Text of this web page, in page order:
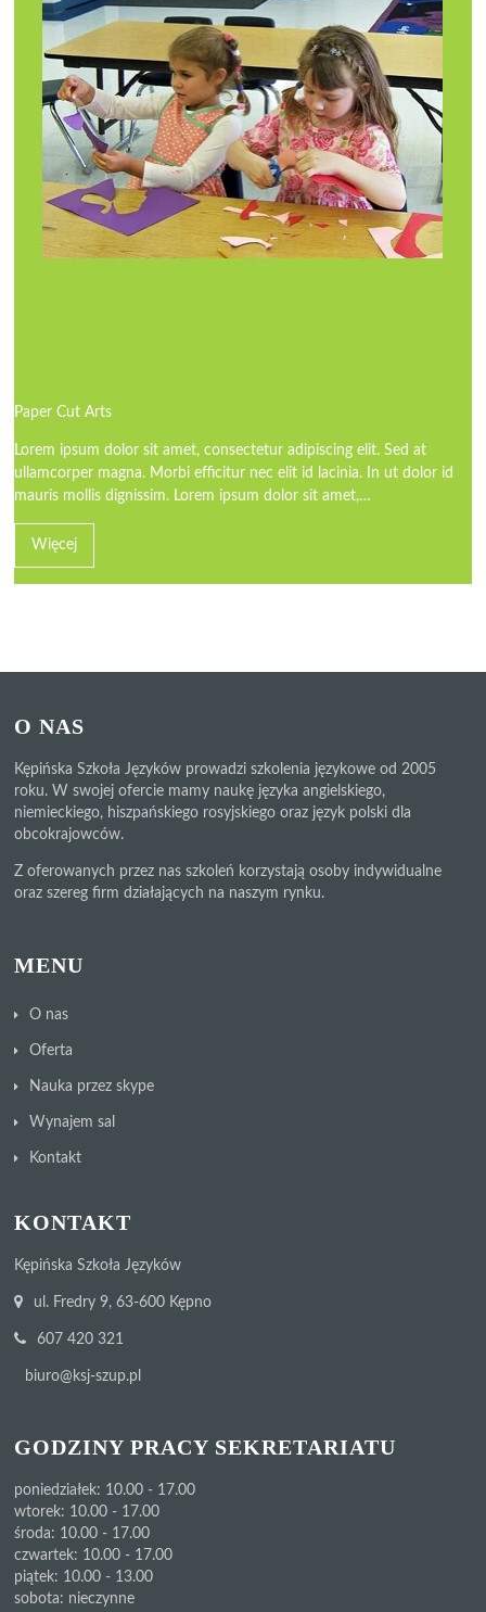
Paper Cut Arts
Lorem ipsum dolor sit amet, consectetur adipiscing elit. Sed at
ullamcorper magna. Morbi efficitur nec elit id lacinia. In ut dolor id
mauris mollis dignissim. Lorem ipsum dolor sit amet,…
Więcej
O NAS
Kępińska Szkoła Języków prowadzi szkolenia językowe od 2005
roku. W swojej ofercie mamy naukę języka angielskiego,
niemieckiego, hiszpańskiego rosyjskiego oraz język polski dla
obcokrajowców.
Z oferowanych przez nas szkoleń korzystają osoby indywidualne
oraz szereg firm działających na naszym rynku.
MENU
O nas
Oferta
Nauka przez skype
Wynajem sal
Kontakt
KONTAKT
Kępińska Szkoła Języków
ul. Fredry 9, 63-600 Kępno
607 420 321
biuro@ksj-szup.pl
GODZINY PRACY SEKRETARIATU
poniedziałek: 10.00 - 17.00
wtorek: 10.00 - 17.00
środa: 10.00 - 17.00
czwartek: 10.00 - 17.00
piątek: 10.00 - 13.00
sobota: nieczynne